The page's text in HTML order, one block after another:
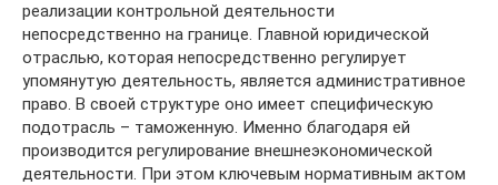
реализации контрольной деятельности
непосредственно на границе. Главной юридической
отраслью, которая непосредственно регулирует
упомянутую деятельность, является административное
право. В своей структуре оно имеет специфическую
подотрасль – таможенную. Именно благодаря ей
производится регулирование внешнеэкономической
деятельности. При этом ключевым нормативным актом